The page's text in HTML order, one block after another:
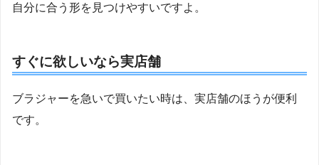
自分に合う形を見つけやすいですよ。
すぐに欲しいなら実店舗
ブラジャーを急いで買いたい時は、実店舗のほうが便利
です。